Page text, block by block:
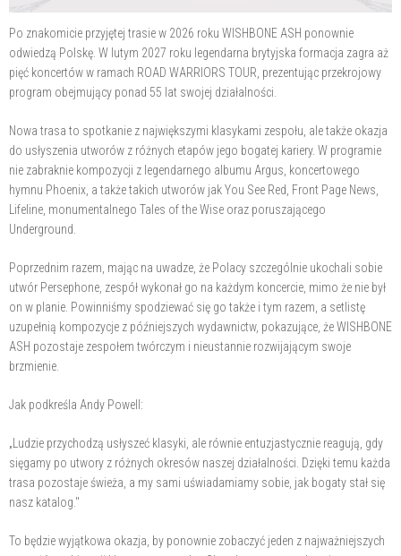
Po znakomicie przyjętej trasie w 2026 roku WISHBONE ASH ponownie
odwiedzą Polskę. W lutym 2027 roku legendarna brytyjska formacja zagra aż
pięć koncertów w ramach ROAD WARRIORS TOUR, prezentując przekrojowy
program obejmujący ponad 55 lat swojej działalności.
Nowa trasa to spotkanie z największymi klasykami zespołu, ale także okazja
do usłyszenia utworów z różnych etapów jego bogatej kariery. W programie
nie zabraknie kompozycji z legendarnego albumu Argus, koncertowego
hymnu Phoenix, a także takich utworów jak You See Red, Front Page News,
Lifeline, monumentalnego Tales of the Wise oraz poruszającego
Underground.
Poprzednim razem, mając na uwadze, że Polacy szczególnie ukochali sobie
utwór Persephone, zespół wykonał go na każdym koncercie, mimo że nie był
on w planie. Powinniśmy spodziewać się go także i tym razem, a setlistę
uzupełnią kompozycje z późniejszych wydawnictw, pokazujące, że WISHBONE
ASH pozostaje zespołem twórczym i nieustannie rozwijającym swoje
brzmienie.
Jak podkreśla Andy Powell:
„Ludzie przychodzą usłyszeć klasyki, ale równie entuzjastycznie reagują, gdy
sięgamy po utwory z różnych okresów naszej działalności. Dzięki temu każda
trasa pozostaje świeża, a my sami uświadamiamy sobie, jak bogaty stał się
nasz katalog."
To będzie wyjątkowa okazja, by ponownie zobaczyć jeden z najważniejszych